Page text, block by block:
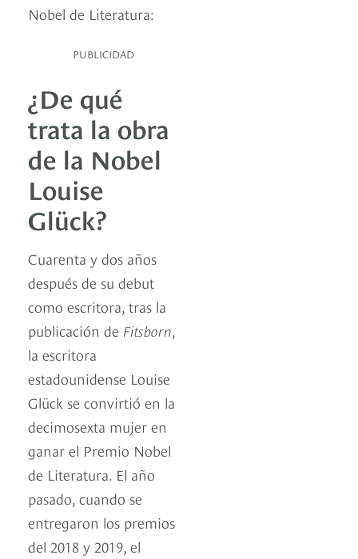
Nobel de Literatura:
PUBLICIDAD
¿De qué
trata la obra
de la Nobel
Louise
Glück?
Cuarenta y dos años
después de su debut
como escritora, tras la
publicación de Fitsborn,
la escritora
estadounidense Louise
Glück se convirtió en la
decimosexta mujer en
ganar el Premio Nobel
de Literatura. El año
pasado, cuando se
entregaron los premios
del 2018 y 2019, el